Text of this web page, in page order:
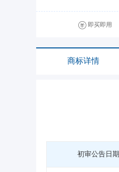
即买即用
商标详情
初审公告日期